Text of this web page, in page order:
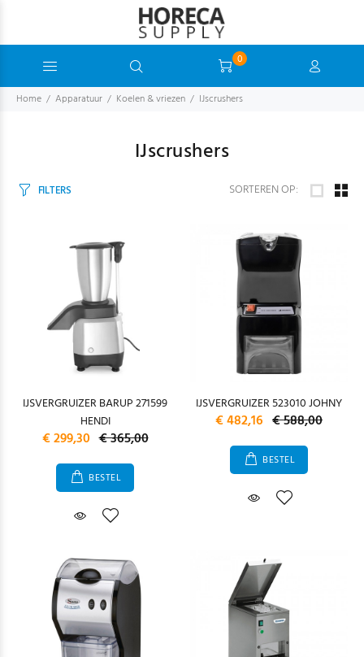
0
Home Apparatuur Koelen & vriezen IJscrushers
IJscrushers
FILTERS SORTEREN OP:
IJSVERGRUIZER BARUP 271599
HENDI
€ 299,30 € 365,00
BESTEL
IJSVERGRUIZER 523010 JOHNY
€ 482,16 € 588,00
BESTEL